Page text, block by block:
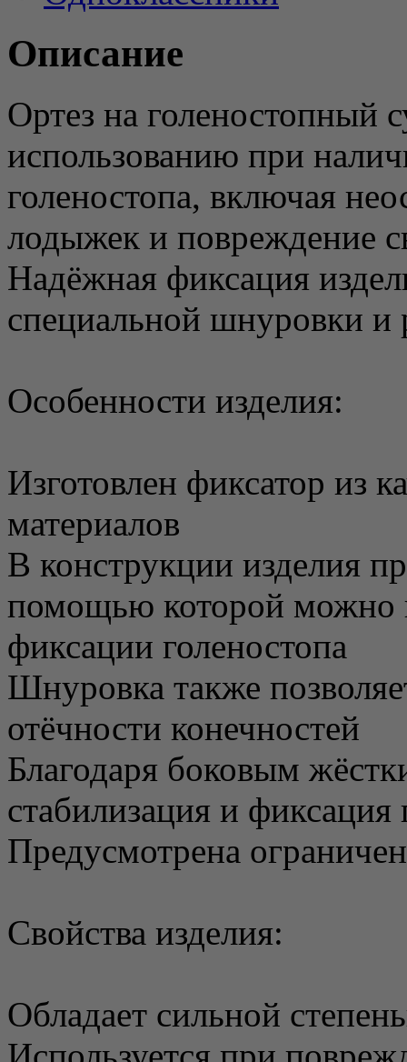
Описание
Ортез на голеностопный
использованию при
голеностопа, включая
лодыжек и повреждение
Надёжная фиксация
специальной шнуровки и
Особенности изделия:
Изготовлен фиксатор из
материалов
В конструкции изделия
помощью которой можно
фиксации голеностопа
Шнуровка также
отёчности конечностей
Благодаря боковым
стабилизация и фиксация
Предусмотрена
Свойства изделия:
Обладает сильной